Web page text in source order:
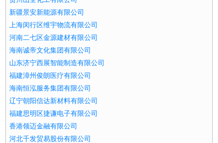
新疆景安新能源有限公司
上海闵行区维宇物流有限公司
河南二七区金源建材有限公司
海南诚帝文化集团有限公司
山东济宁西展智能制造有限公司
福建漳州俊朗医疗有限公司
海南恒泓服务集团有限公司
辽宁朝阳信达新材料有限公司
福建思明区捷谦电子有限公司
香港领迈金融有限公司
河北千发贸易股份有限公司